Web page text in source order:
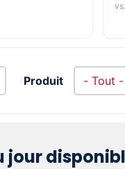
Produit
jour